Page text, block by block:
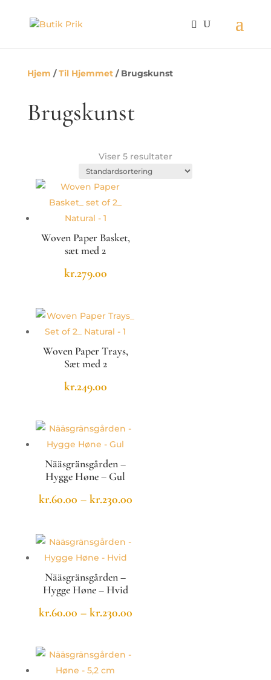
Hjem /Til Hjemmet/ Brugskunst
Brugskunst
Viser 5 resultater
Woven Paper Basket,
sæt med 2
kr.279.00
Woven Paper Trays,
Sæt med 2
kr.249.00
Nääsgränsgården –
Hygge Høne – Gul
kr.60.00 – kr.230.00Prisinterval:
Nääsgränsgården –
Hygge Høne – Hvid
kr.60.00 – kr.230.00Prisinterval: